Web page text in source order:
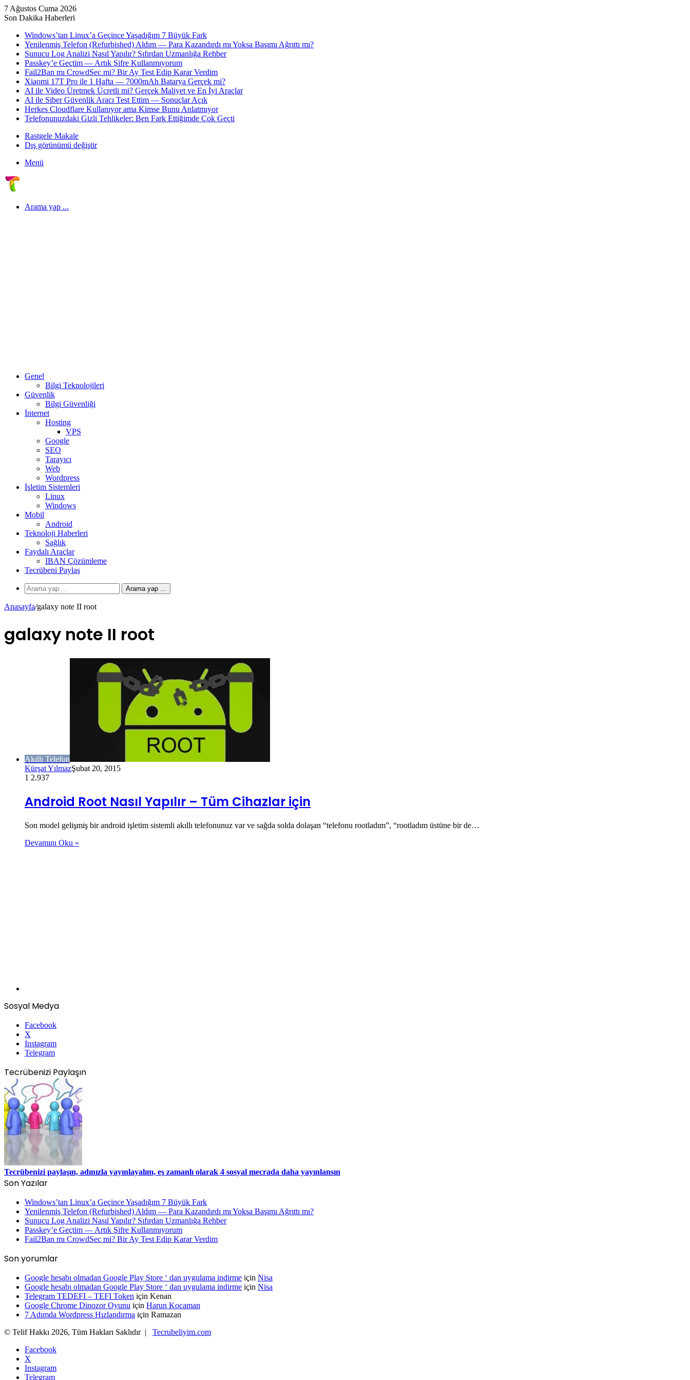
7 Ağustos Cuma 2026
Son Dakika Haberleri
Windows’tan Linux’a Geçince Yaşadığım 7 Büyük Fark
Yenilenmiş Telefon (Refurbished) Aldım — Para Kazandırdı mı Yoksa Başımı Ağrıttı mı?
Sunucu Log Analizi Nasıl Yapılır? Sıfırdan Uzmanlığa Rehber
Passkey’e Geçtim — Artık Şifre Kullanmıyorum
Fail2Ban mı CrowdSec mi? Bir Ay Test Edip Karar Verdim
Xiaomi 17T Pro ile 1 Hafta — 7000mAh Batarya Gerçek mi?
AI ile Video Üretmek Ücretli mi? Gerçek Maliyet ve En İyi Araçlar
AI ile Siber Güvenlik Aracı Test Ettim — Sonuçlar Açık
Herkes Cloudflare Kullanıyor ama Kimse Bunu Anlatmıyor
Telefonunuzdaki Gizli Tehlikeler: Ben Fark Ettiğimde Çok Geçti
Rastgele Makale
Dış görünümü değiştir
Menü
Arama yap ...
Genel
Bilgi Teknolojileri
Güvenlik
Bilgi Güvenliği
İnternet
Hosting
VPS
Google
SEO
Tarayıcı
Web
Wordpress
İşletim Sistemleri
Linux
Windows
Mobil
Android
Teknoloji Haberleri
Sağlık
Faydalı Araçlar
IBAN Çözümleme
Tecrübeni Paylaş
Arama yap ...
Anasayfa/galaxy note II root
galaxy note II root
Akıllı Telefon
Kürşat YılmazŞubat 20, 2015
1 2.937
Android Root Nasıl Yapılır – Tüm Cihazlar için
Son model gelişmiş bir android işletim sistemli akıllı telefonunuz var ve sağda solda dolaşan “telefonu rootladım”, “rootladım üstüne bir de…
Devamını Oku »
Sosyal Medya
Facebook
X
Instagram
Telegram
Tecrübenizi Paylaşın
Tecrübenizi paylaşın, adınızla yayınlayalım, eş zamanlı olarak 4 sosyal mecrada daha yayınlansın
Son Yazılar
Windows’tan Linux’a Geçince Yaşadığım 7 Büyük Fark
Yenilenmiş Telefon (Refurbished) Aldım — Para Kazandırdı mı Yoksa Başımı Ağrıttı mı?
Sunucu Log Analizi Nasıl Yapılır? Sıfırdan Uzmanlığa Rehber
Passkey’e Geçtim — Artık Şifre Kullanmıyorum
Fail2Ban mı CrowdSec mi? Bir Ay Test Edip Karar Verdim
Son yorumlar
Google hesabı olmadan Google Play Store ‘ dan uygulama indirme için Nisa
Google hesabı olmadan Google Play Store ‘ dan uygulama indirme için Nisa
Telegram TEDEFI – TEFI Token için Kenan
Google Chrome Dinozor Oyunu için Harun Kocaman
7 Adımda Wordpress Hızlandırma için Ramazan
© Telif Hakkı 2026, Tüm Hakları Saklıdır | Tecrubeliyim.com
Facebook
X
Instagram
Telegram